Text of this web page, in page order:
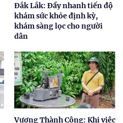
Đắk Lắk: Đẩy nhanh tiến độ
khám sức khỏe định kỳ,
khám sàng lọc cho người
dân
Vương Thành Công: Khi việc